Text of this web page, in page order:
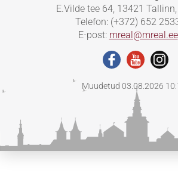
E.Vilde tee 64, 13421
Telefon: (+372) 652
E-post: mreal@mreal.ee
Muudetud 03.08.2026